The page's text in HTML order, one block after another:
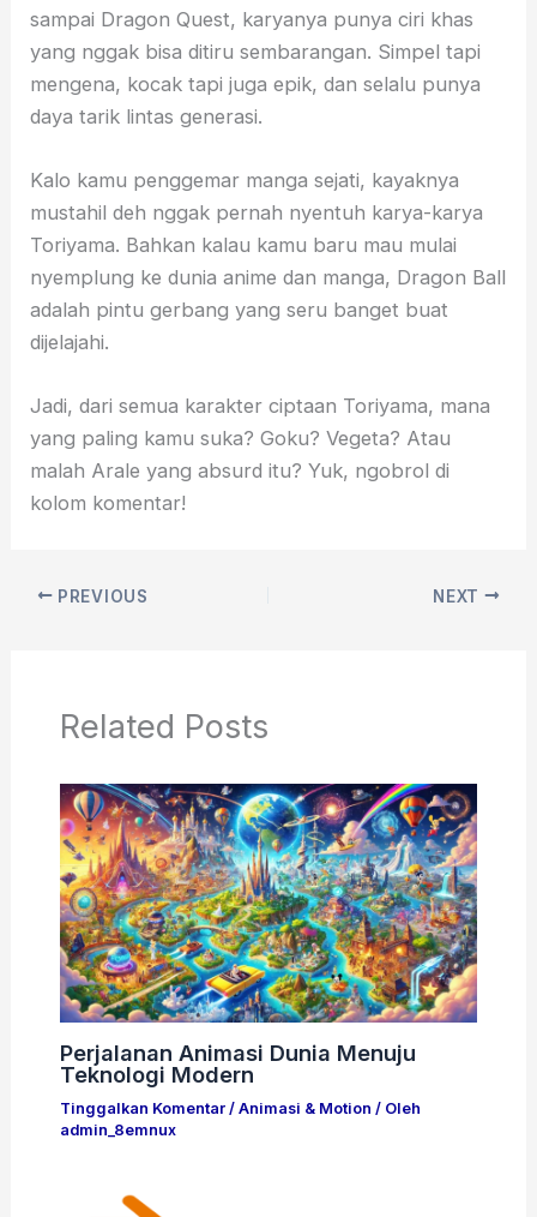
sampai Dragon Quest, karyanya punya ciri khas
yang nggak bisa ditiru sembarangan. Simpel tapi
mengena, kocak tapi juga epik, dan selalu punya
daya tarik lintas generasi.
Kalo kamu penggemar manga sejati, kayaknya
mustahil deh nggak pernah nyentuh karya-karya
Toriyama. Bahkan kalau kamu baru mau mulai
nyemplung ke dunia anime dan manga, Dragon Ball
adalah pintu gerbang yang seru banget buat
dijelajahi.
Jadi, dari semua karakter ciptaan Toriyama, mana
yang paling kamu suka? Goku? Vegeta? Atau
malah Arale yang absurd itu? Yuk, ngobrol di
kolom komentar!
PREVIOUS NEXT
Related Posts
Perjalanan Animasi Dunia Menuju
Teknologi Modern
Tinggalkan Komentar / Animasi & Motion / Oleh
admin_8emnux